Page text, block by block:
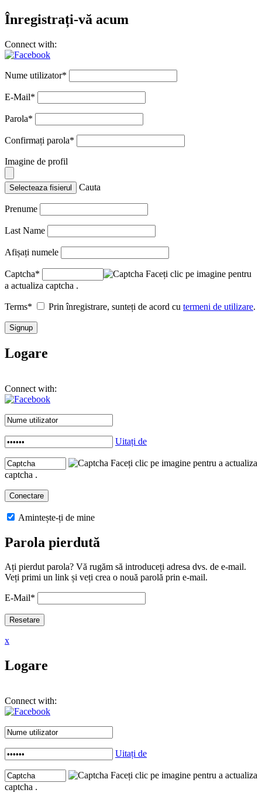
Înregistrați-vă acum
Connect with:
Nume utilizator*
E-Mail*
Parola*
Confirmați parola*
Imagine de profil
Selecteaza fisierul Cauta
Prenume
Last Name
Afișați numele
Captcha*
Faceți clic pe imagine pentru
a actualiza captcha .
Terms* Prin înregistrare, sunteți de acord cu termeni de utilizare.
Logare
Connect with:
Uitați de
Faceți clic pe imagine pentru a actualiza
captcha .
Amintește-ți de mine
Parola pierdută
Ați pierdut parola? Vă rugăm să introduceți adresa dvs. de e-mail.
Veți primi un link și veți crea o nouă parolă prin e-mail.
E-Mail*
x
Logare
Connect with:
Uitați de
Faceți clic pe imagine pentru a actualiza
captcha .